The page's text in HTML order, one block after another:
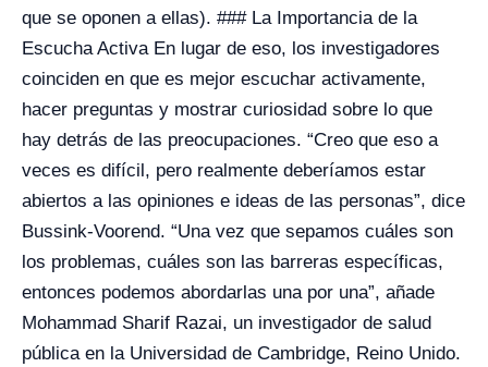
que se oponen a ellas). ### La Importancia de la
Escucha Activa En lugar de eso, los investigadores
coinciden en que es mejor escuchar activamente,
hacer preguntas y mostrar curiosidad sobre lo que
hay detrás de las preocupaciones. “Creo que eso a
veces es difícil, pero realmente deberíamos estar
abiertos a las opiniones e ideas de las personas”, dice
Bussink-Voorend. “Una vez que sepamos cuáles son
los problemas, cuáles son las barreras específicas,
entonces podemos abordarlas una por una”, añade
Mohammad Sharif Razai, un investigador de salud
pública en la Universidad de Cambridge, Reino Unido.